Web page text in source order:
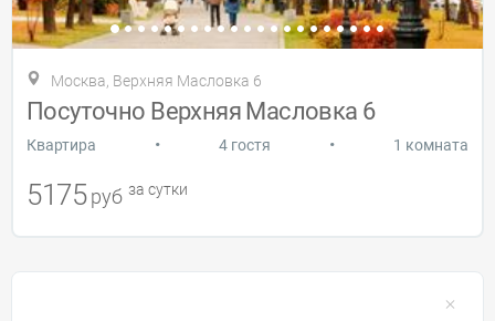
Москва, Верхняя Масловка 6
Посуточно Верхняя Масловка 6
Квартира • 4 гостя • 1 комната
5175 руб за сутки